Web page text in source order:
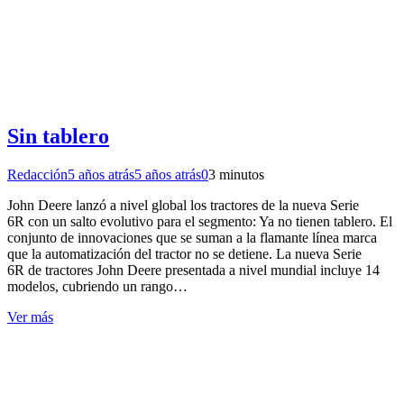
Sin tablero
Redacción5 años atrás5 años atrás03 minutos
John Deere lanzó a nivel global los tractores de la nueva Serie
6R con un salto evolutivo para el segmento: Ya no tienen tablero. El
conjunto de innovaciones que se suman a la flamante línea marca
que la automatización del tractor no se detiene. La nueva Serie
6R de tractores John Deere presentada a nivel mundial incluye 14
modelos, cubriendo un rango…
Ver más